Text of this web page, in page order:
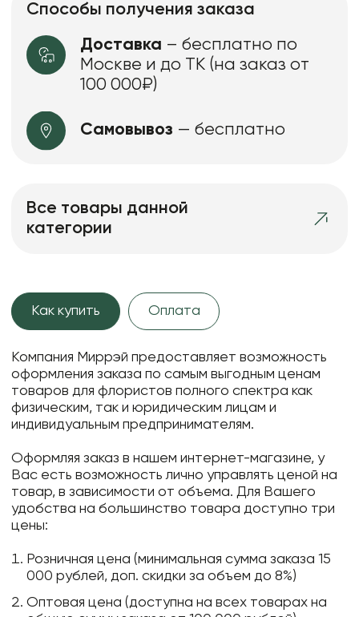
Способы получения заказа
Доставка – бесплатно по
Москве и до ТК (на заказ от
100 000₽)
Самовывоз — бесплатно
Все товары данной
категории
Как купить Оплата
Компания Миррэй предоставляет возможность
оформления заказа по самым выгодным ценам
товаров для флористов полного спектра как
физическим, так и юридическим лицам и
индивидуальным предпринимателям.
Оформляя заказ в нашем интернет-магазине, у
Вас есть возможность лично управлять ценой на
товар, в зависимости от объема. Для Вашего
удобства на большинство товара доступно три
цены:
Розничная цена (минимальная сумма заказа 15
000 рублей, доп. скидки за объем до 8%)
Оптовая цена (доступна на всех товарах на